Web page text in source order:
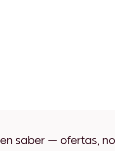
saber — ofertas,